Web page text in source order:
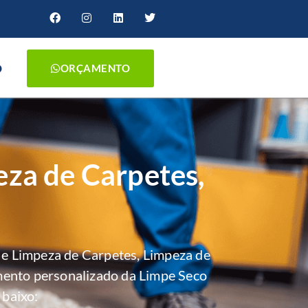
ORÇAMENTO
de Carpetes,
Limpeza de Carpetes, Limpeza de
personalizado da Limpe Seco